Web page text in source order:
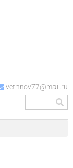
vetnnov77@mail.ru